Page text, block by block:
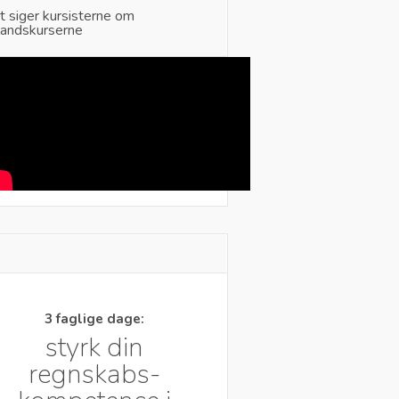
siger kursisterne om
3 faglige dage:
styrk din
regnskabs-